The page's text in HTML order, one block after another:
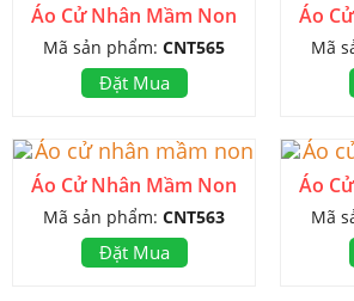
Áo Cử Nhân Mầm Non
Mã sản phẩm: CNT565
Đặt Mua
Áo
Mã
Áo Cử Nhân Mầm Non
Mã sản phẩm: CNT563
Đặt Mua
Áo
Mã